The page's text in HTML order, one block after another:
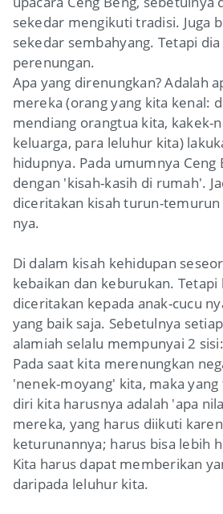
sekedar mengikuti tradisi. Juga
sekedar sembahyang. Tetapi
perenungan.
Apa yang direnungkan? Adalah
mereka (orang yang kita kenal:
mendiang orangtua kita, kakek-
keluarga, para leluhur kita)
hidupnya. Pada umumnya Ceng
dengan 'kisah-kasih di rumah'.
diceritakan kisah turun-temurun
nya.
Di dalam kisah kehidupan
kebaikan dan keburukan. Tetapi
diceritakan kepada anak-cucu
yang baik saja. Sebetulnya
alamiah selalu mempunyai 2
Pada saat kita merenungkan
'nenek-moyang' kita, maka
diri kita harusnya adalah 'apa
mereka, yang harus diikuti
keturunannya; harus bisa lebih
Kita harus dapat memberikan
daripada leluhur kita.